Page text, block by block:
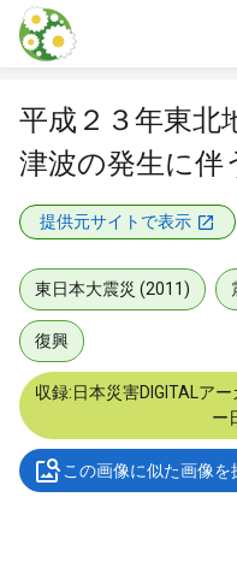
本文に飛ぶ
平成２３年東北
津波の発生に伴
提供元サイトで表示
東日本大震災 (2011)
復興
収録:日本災害DIGITALア
ー
この画像に似た画像を